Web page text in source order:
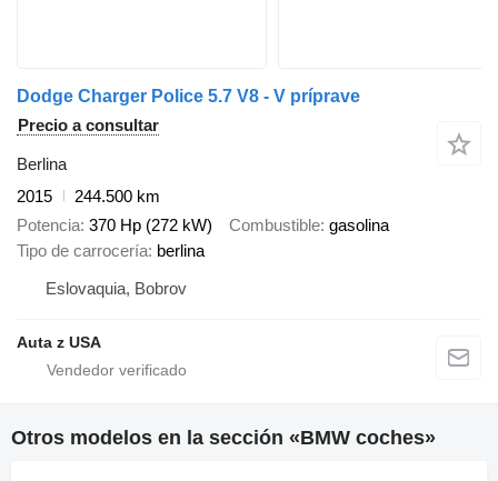
Dodge Charger Police 5.7 V8 - V príprave
Precio a consultar
Berlina
2015
244.500 km
Potencia 370 Hp (272 kW) Combustible gasolina
Tipo de carrocería berlina
Eslovaquia, Bobrov
Auta z USA
Otros modelos en la sección «BMW coches»